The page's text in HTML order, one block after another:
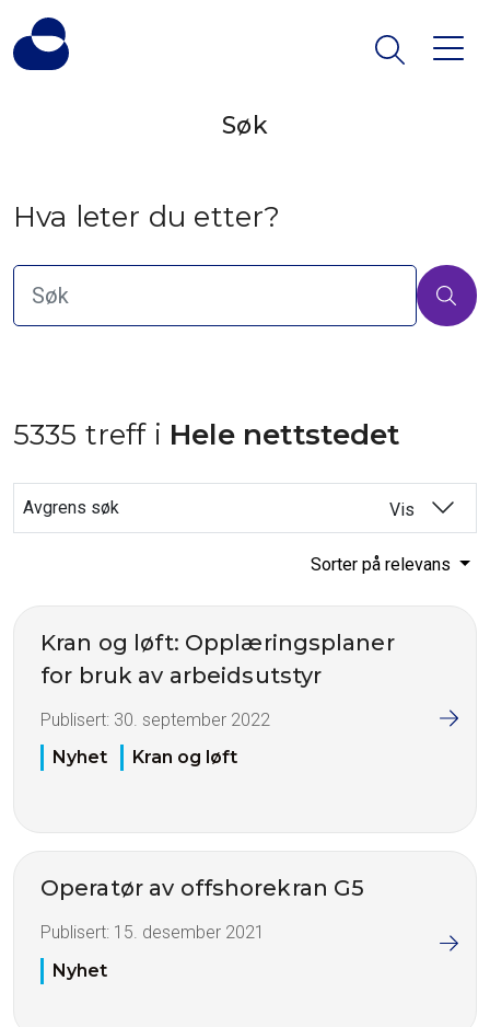
Søk
Hva leter du etter?
5335 treff i Hele nettstedet
Avgrens søk Vis
Sorter på relevans
Kran og løft: Opplæringsplaner
for bruk av arbeidsutstyr
Publisert: 30. september 2022
Nyhet
Kran og løft
Operatør av offshorekran G5
Publisert: 15. desember 2021
Nyhet